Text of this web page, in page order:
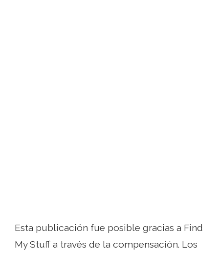
Esta publicación fue posible gracias a Find
My Stuff a través de la compensación. Los